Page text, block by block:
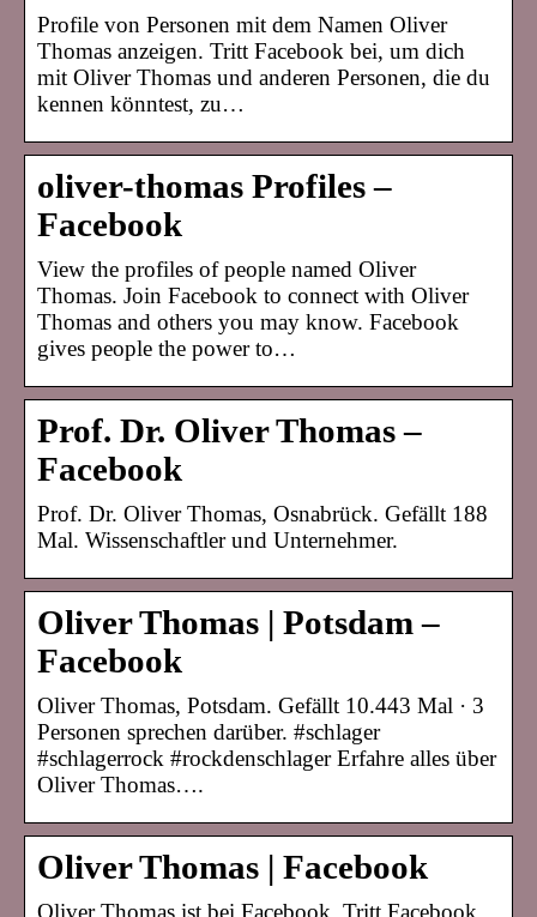
Profile von Personen mit dem Namen Oliver
Thomas anzeigen. Tritt Facebook bei, um dich
mit Oliver Thomas und anderen Personen, die du
kennen könntest, zu…
oliver-thomas Profiles –
Facebook
View the profiles of people named Oliver
Thomas. Join Facebook to connect with Oliver
Thomas and others you may know. Facebook
gives people the power to…
Prof. Dr. Oliver Thomas –
Facebook
Prof. Dr. Oliver Thomas, Osnabrück. Gefällt 188
Mal. Wissenschaftler und Unternehmer.
Oliver Thomas | Potsdam –
Facebook
Oliver Thomas, Potsdam. Gefällt 10.443 Mal · 3
Personen sprechen darüber. #schlager
#schlagerrock #rockdenschlager Erfahre alles über
Oliver Thomas….
Oliver Thomas | Facebook
Oliver Thomas ist bei Facebook. Tritt Facebook